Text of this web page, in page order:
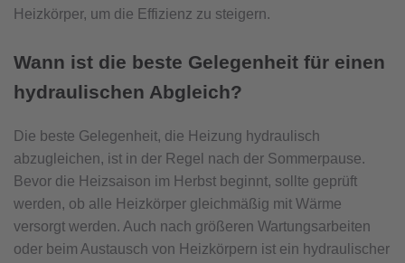
Heizkörper, um die Effizienz zu steigern.
Wann ist die beste Gelegenheit für einen
hydraulischen Abgleich?
Die beste Gelegenheit, die Heizung hydraulisch
abzugleichen, ist in der Regel nach der Sommerpause.
Bevor die Heizsaison im Herbst beginnt, sollte geprüft
werden, ob alle Heizkörper gleichmäßig mit Wärme
versorgt werden. Auch nach größeren Wartungsarbeiten
oder beim Austausch von Heizkörpern ist ein hydraulischer